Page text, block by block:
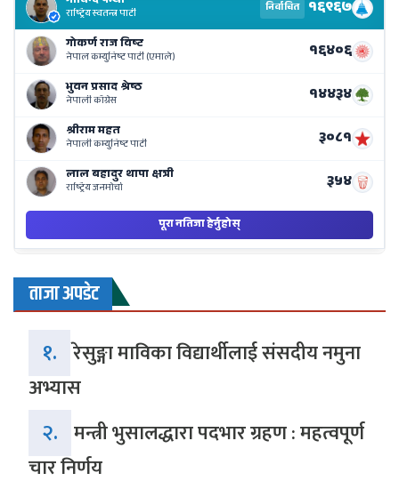
ताजा अपडेट
१. रेसुङ्गा माविका विद्यार्थीलाई संसदीय नमुना
अभ्यास
२. मन्त्री भुसालद्धारा पदभार ग्रहण : महत्वपूर्ण
चार निर्णय